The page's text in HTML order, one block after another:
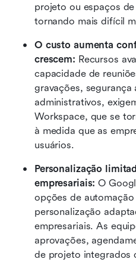
projeto ou espaços
tornando mais difícil
O custo aumenta
crescem: Recursos
capacidade de
gravações,
administrativos,
Workspace, que se
à medida que as
usuários.
Personalização
empresariais: O
opções de
personalização
empresariais. As
aprovações,
de projeto integrados